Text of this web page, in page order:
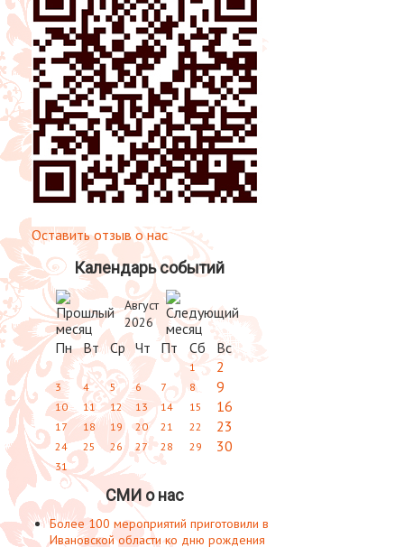
Оставить отзыв о нас
Календарь событий
Август
2026
Пн Вт Ср Чт Пт Сб Вс
1 2
3 4 5 6 7 8 9
10 11 12 13 14 15 16
17 18 19 20 21 22 23
24 25 26 27 28 29 30
31
СМИ о нас
Более 100 мероприятий приготовили в
Ивановской области ко дню рождения